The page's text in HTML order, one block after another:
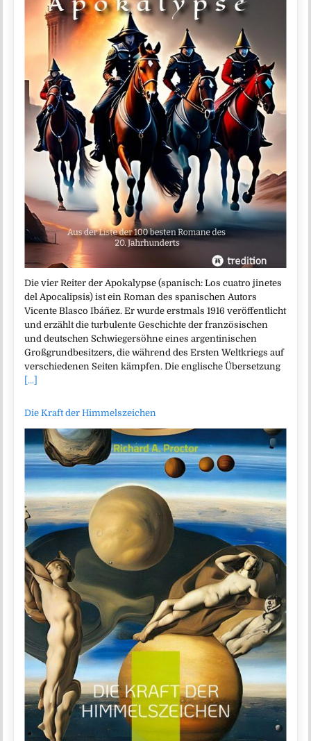
Die vier Reiter der Apokalypse (spanisch: Los cuatro jinetes
del Apocalipsis) ist ein Roman des spanischen Autors
Vicente Blasco Ibáñez. Er wurde erstmals 1916 veröffentlicht
und erzählt die turbulente Geschichte der französischen
und deutschen Schwiegersöhne eines argentinischen
Großgrundbesitzers, die während des Ersten Weltkriegs auf
verschiedenen Seiten kämpfen. Die englische Übersetzung
[...]
Die Kraft der Himmelszeichen